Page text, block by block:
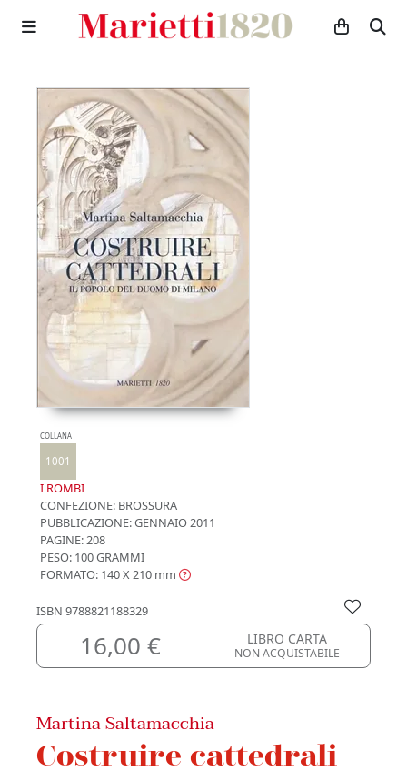
COLLANA
1001
I ROMBI
CONFEZIONE: BROSSURA
PUBBLICAZIONE:GENNAIO 2011
PAGINE: 208
PESO: 100 GRAMMI
FORMATO: 140 X 210 mm
ISBN 9788821188329
16,00 € LIBRO CARTA
NON ACQUISTABILE
Martina Saltamacchia
Costruire cattedrali